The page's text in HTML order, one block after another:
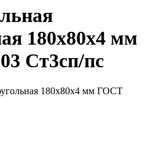
180x80x4 мм
Ст3сп/пс